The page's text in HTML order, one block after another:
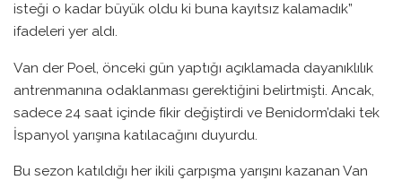
isteği o kadar büyük oldu ki buna kayıtsız kalamadık”
ifadeleri yer aldı.
Van der Poel, önceki gün yaptığı açıklamada dayanıklılık
antrenmanına odaklanması gerektiğini belirtmişti. Ancak,
sadece 24 saat içinde fikir değiştirdi ve Benidorm’daki tek
İspanyol yarışına katılacağını duyurdu.
Bu sezon katıldığı her ikili çarpışma yarışını kazanan Van